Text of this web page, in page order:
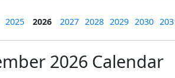
2025 2026 2027 2028 2029 2030
2026 Calendar